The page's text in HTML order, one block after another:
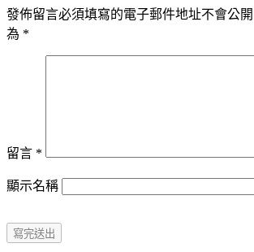
發佈留言必須填寫的電子郵件地址不會公開
為 *
留言 *
顯示名稱